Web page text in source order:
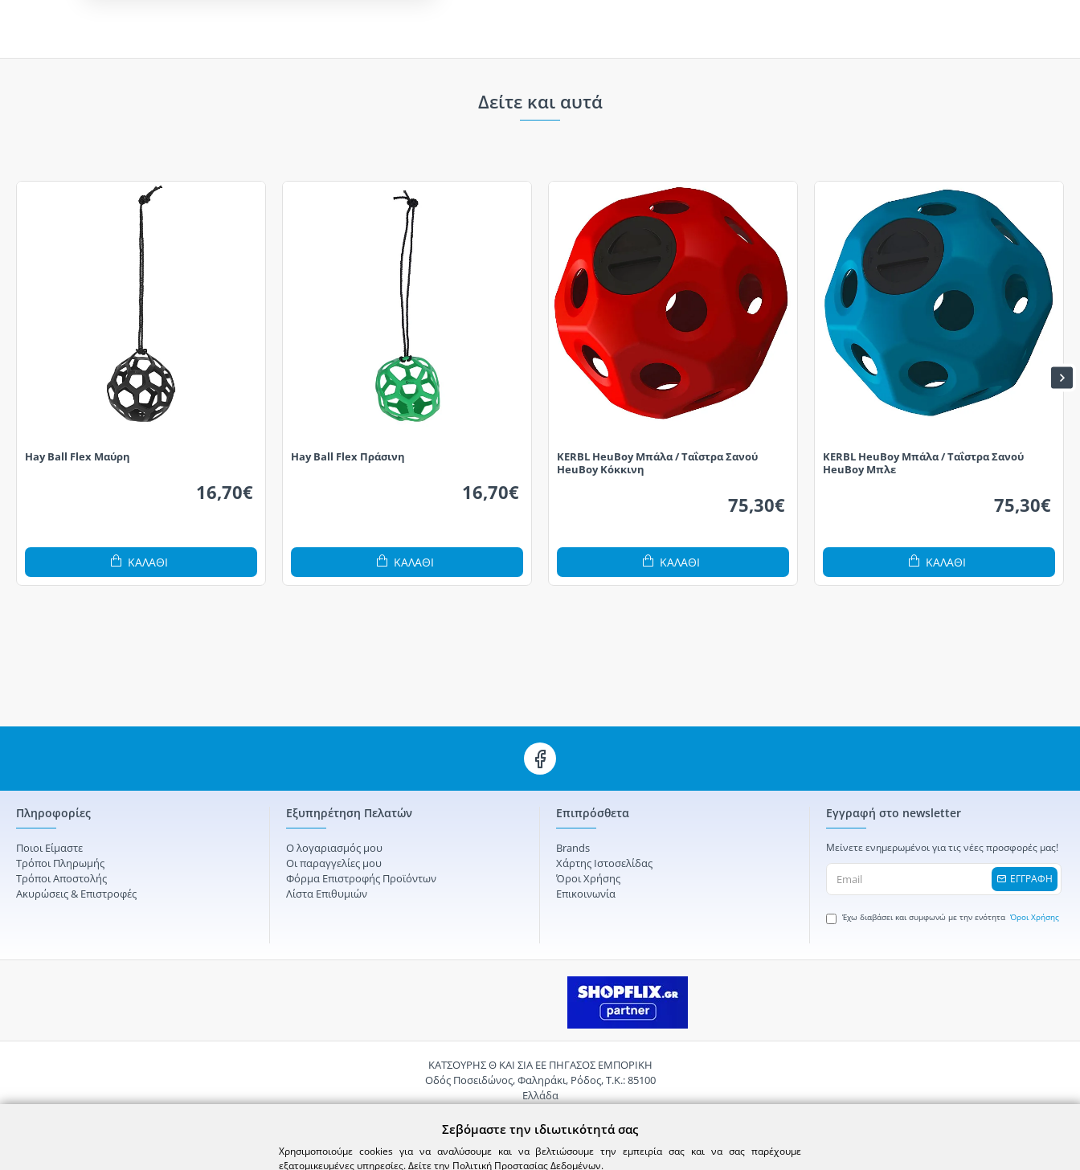
Δείτε και αυτά
Hay Ball Flex Μαύρη
16,70€
ΚΑΛΆΘΙ
Hay Ball Flex Πράσινη
16,70€
ΚΑΛΆΘΙ
KERBL HeuBoy Μπάλα / Ταΐστρα Σανού
HeuBoy Κόκκινη
75,30€
ΚΑΛΆΘΙ
KERBL HeuBoy Μπάλα / Ταΐστρα Σανού
HeuBoy Μπλε
75,30€
ΚΑΛΆΘΙ
Πληροφορίες
Ποιοι Είμαστε
Τρόποι Πληρωμής
Τρόποι Αποστολής
Ακυρώσεις & Επιστροφές
Εξυπηρέτηση Πελατών
Ο λογαριασμός μου
Οι παραγγελίες μου
Φόρμα Επιστροφής Προϊόντων
Λίστα Επιθυμιών
Επιπρόσθετα
Brands
Χάρτης Ιστοσελίδας
Όροι Χρήσης
Επικοινωνία
Εγγραφή στο newsletter
Μείνετε ενημερωμένοι για τις νέες προσφορές μας!
ΕΓΓΡΑΦΗ
Έχω διαβάσει και συμφωνώ με την ενότητα Όροι Χρήσης
ΚΑΤΣΟΥΡΗΣ Θ ΚΑΙ ΣΙΑ ΕΕ ΠΗΓΑΣΟΣ ΕΜΠΟΡΙΚΗ
Οδός Ποσειδώνος, Φαληράκι, Ρόδος, Τ.Κ.: 85100
Ελλάδα
Email:pigasosemporiki@gmail.com
Σεβόμαστε την ιδιωτικότητά σας
Χρησιμοποιούμε cookies για να αναλύσουμε και να βελτιώσουμε την εμπειρία σας και να σας παρέχουμε
εξατομικευμένες υπηρεσίες. Δείτε την Πολιτική Προστασίας Δεδομένων.